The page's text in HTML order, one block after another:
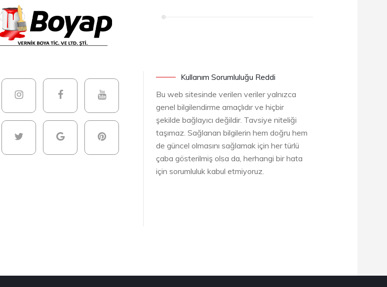
Kullanım Sorumluluğu Reddi
Bu web sitesinde verilen veriler yalnızca
genel bilgilendirme amaçlıdır ve hiçbir
şekilde bağlayıcı değildir. Tavsiye niteliği
taşımaz. Sağlanan bilgilerin hem doğru hem
de güncel olmasını sağlamak için her türlü
çaba gösterilmiş olsa da, herhangi bir hata
için sorumluluk kabul etmiyoruz.